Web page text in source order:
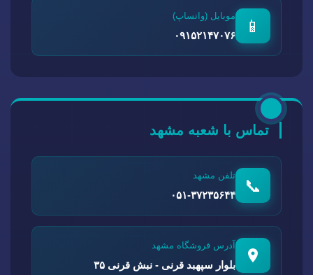
📱
موبایل (واتساپ)
۰۹۱۵۲۱۴۷۰۷۶
تماس با شعبه مشهد
📞
تلفن مشهد
۰۵۱-۳۷۲۳۵۶۴۴
آدرس فروشگاه مشهد
بلوار سپهبد قرنی - نبش قرنی ۳۵